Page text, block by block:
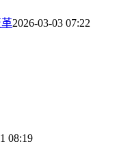
2026-03-03 07:22
08:19